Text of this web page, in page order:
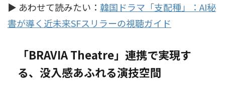
▶ あわせて読みたい： 韓国ドラマ「支配種」：AI秘
書が導く近未来SFスリラーの視聴ガイド
「BRAVIA Theatre」連携で実現す
る、没入感あふれる演技空間